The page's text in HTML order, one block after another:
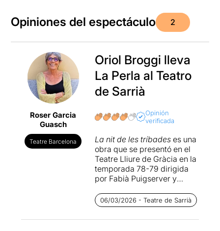
Opiniones del espectáculo 2
Roser Garcia
Guasch
Teatre Barcelona
Oriol Broggi lleva
La Perla al Teatro
de Sarrià
Opinión
verificada
La nit de les tríbadeses una
obra que se presentó en el
Teatre Lliure de Gràcia en la
temporada 78-79 dirigida
por Fabià Puigserver y
Alcañiz, Quim Lecina y Anna
Lizaran. En esta ocasión,
Oriol Broggilo lleva a
06/03/2026 - Teatre de Sarrià